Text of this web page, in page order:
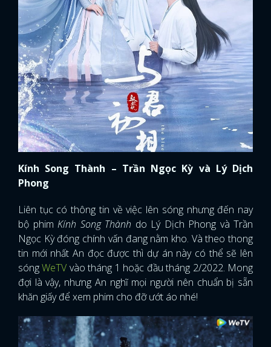
Kính Song Thành – Trần Ngọc Kỳ và Lý Dịch
Phong
Liên tục có thông tin về việc lên sóng nhưng đến nay
bộ phim Kính Song Thành do Lý Dịch Phong và Trần
Ngọc Kỳ đóng chính vấn đang nằm kho. Và theo thong
tin mới nhất An đọc được thì dự án này có thể sẽ lên
sóngWeTV vào tháng 1 hoặc đầu tháng 2/2022. Mong
đợi là vậy, nhưng An nghĩ mọi người nên chuẩn bị sẵn
khăn giấy để xem phim cho đỡ ướt áo nhé!